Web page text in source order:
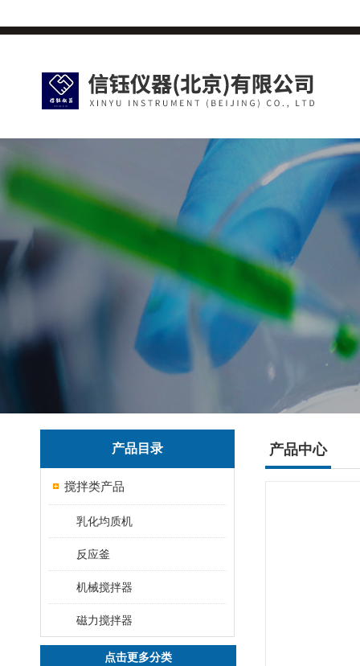
产品目录
搅拌类产品
乳化均质机
反应釜
机械搅拌器
磁力搅拌器
点击更多分类
产品中心